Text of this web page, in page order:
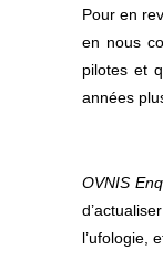
Pour en
en nous
pilotes et
années
OVNIS
l’ufologie,